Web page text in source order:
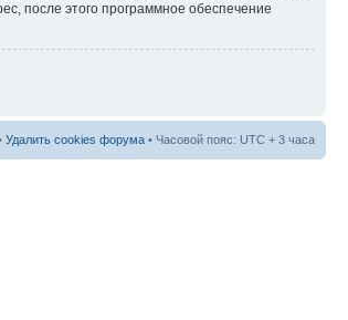
после этого программное обеспечение
Удалить cookies форума • Часовой пояс: UTC + 3 часа